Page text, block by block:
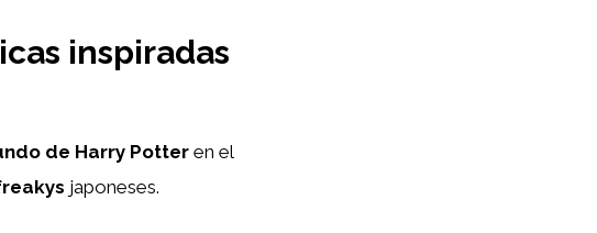
inspiradas
de Harry Potter en el
japoneses.